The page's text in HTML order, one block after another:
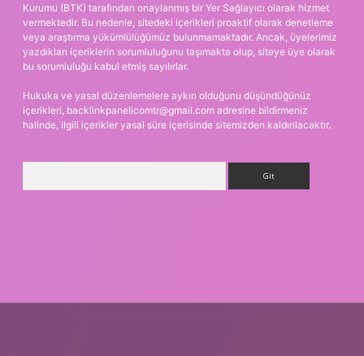
Kurumu (BTK) tarafından onaylanmış bir Yer Sağlayıcı olarak hizmet
vermektedir. Bu nedenle, sitedeki içerikleri proaktif olarak denetleme
veya araştırma yükümlülüğümüz bulunmamaktadır. Ancak, üyelerimiz
yazdıkları içeriklerin sorumluluğunu taşımakta olup, siteye üye olarak
bu sorumluluğu kabul etmiş sayılırlar.
Hukuka ve yasal düzenlemelere aykırı olduğunu düşündüğünüz
içerikleri, backlinkpanelicomtr@gmail.com adresine bildirmeniz
halinde, ilgili içerikler yasal süre içerisinde sitemizden kaldırılacaktır.